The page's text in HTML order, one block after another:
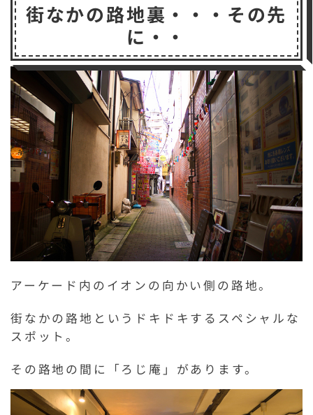
街なかの路地裏・・・その先
に・・
アーケード内のイオンの向かい側の路地。
街なかの路地というドキドキするスペシャルな
スポット。
その路地の間に「ろじ庵」があります。